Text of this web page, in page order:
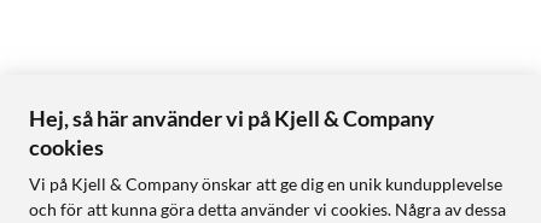
Hej, så här använder vi på Kjell & Company
cookies
Vi på Kjell & Company önskar att ge dig en unik kundupplevelse
och för att kunna göra detta använder vi cookies. Några av dessa